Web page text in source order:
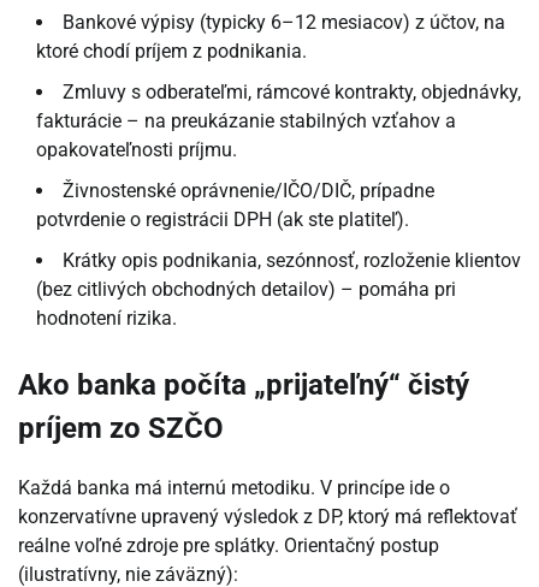
Bankové výpisy (typicky 6–12 mesiacov) z účtov, na
ktoré chodí príjem z podnikania.
Zmluvy s odberateľmi, rámcové kontrakty, objednávky,
fakturácie – na preukázanie stabilných vzťahov a
opakovateľnosti príjmu.
Živnostenské oprávnenie/IČO/DIČ, prípadne
potvrdenie o registrácii DPH (ak ste platiteľ).
Krátky opis podnikania, sezónnosť, rozloženie klientov
(bez citlivých obchodných detailov) – pomáha pri
hodnotení rizika.
Ako banka počíta „prijateľný“ čistý
príjem zo SZČO
Každá banka má internú metodiku. V princípe ide o
konzervatívne upravený výsledok z DP, ktorý má reflektovať
reálne voľné zdroje pre splátky. Orientačný postup
(ilustratívny, nie záväzný):